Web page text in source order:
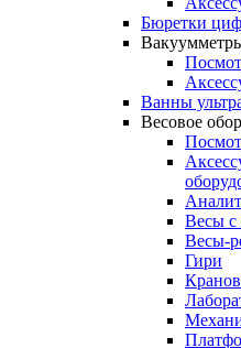
Бюретки
Ванны
Весовое
Весы с
Весы-
Гири